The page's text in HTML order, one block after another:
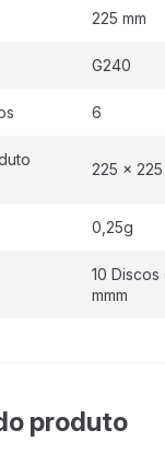
225 mm
G240
6
225 x 225
0,25g
10 Discos
mmm
produto